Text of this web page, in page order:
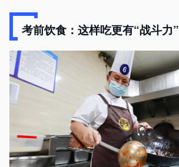
考前饮食：这样吃更有“战斗力”